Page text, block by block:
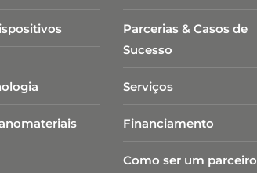
Parcerias & Casos de
Sucesso
Serviços
Financiamento
Como ser um parceiro